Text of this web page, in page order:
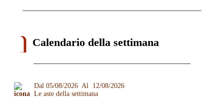
Calendario della settimana
Dal 05/08/2026 Al 12/08/2026
Le aste della settimana